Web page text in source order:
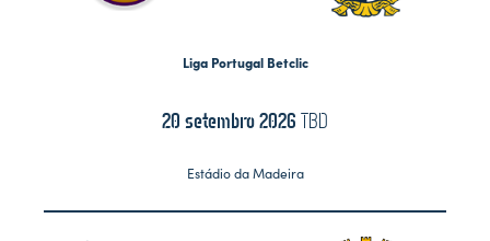
Liga Portugal Betclic
20 setembro 2026 TBD
Estádio da Madeira